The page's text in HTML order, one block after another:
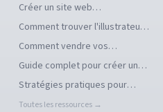
Créer un site web
d'illustrations pour se
qu'illustrateur
Comment trouver l'illustrateur
freelance idéal pour votre
Comment vendre vos
illustrations facilement en ligne
Guide complet pour créer un
book d'illustration en ligne
pour illustrateurs
Stratégies pratiques pour
dénicher des commandes
Toutes les ressources →